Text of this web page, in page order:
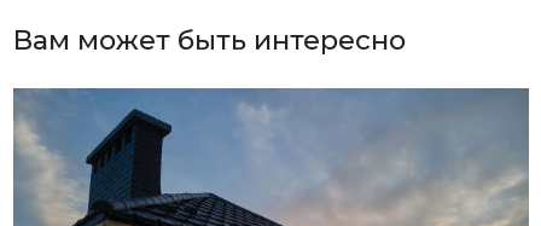
Вам может быть интересно